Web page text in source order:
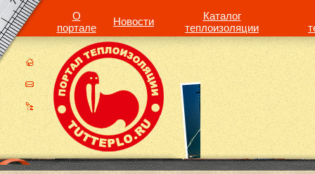
О
портале
Новости
Каталог
теплоизоляции